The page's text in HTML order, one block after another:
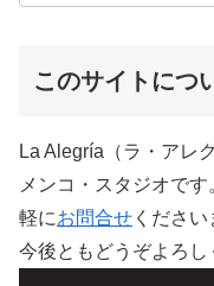
このサイトにつ
La Alegría（ラ・アレ
メンコ・スタジオで
軽にお問合せ ください
今後ともどうぞよろし